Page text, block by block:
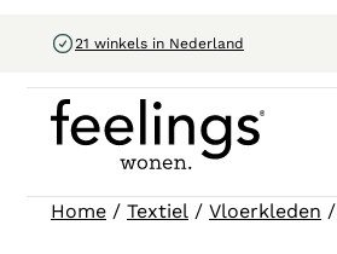
21 winkels in Nederland
Home / Textiel / Vloerkleden /